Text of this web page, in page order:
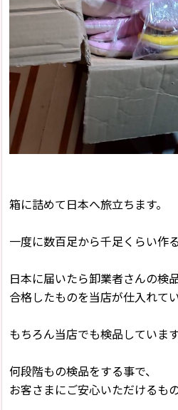
箱に詰めて日本へ旅立ちます。
一度に数百足から千足くらい作
日本に届いたら卸業者さんの検品
合格したものを当店が仕入れてい
もちろん当店でも検品しています
何段階もの検品をする事で、
お客さまにご安心いただけるも